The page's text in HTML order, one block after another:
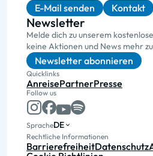
E-Mail senden Kontakt
Newsletter
Melde dich zu unserem
keine Aktionen und News mehr
Newsletter abonnieren
Quicklinks
AnreisePartnerPresse
Follow us
SpracheDE
Rechtliche Informationen
BarrierefreiheitDatenschutz